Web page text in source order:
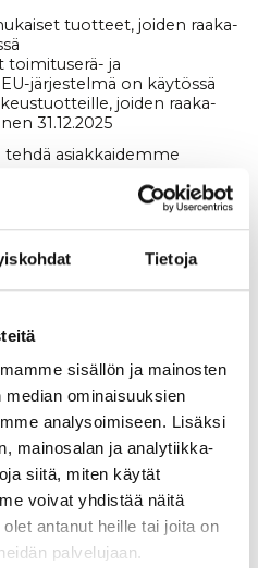
Tietoja
sisällön ja mainosten
ominaisuuksien
analysoimiseen. Lisäksi
mainosalan ja analytiikka-
siitä, miten käytät
voivat yhdistää näitä
antanut heille tai joita on
palvelujaan.
tuotteet, joiden raaka-
toimituserä- ja
järjestelmä on käytössä
joiden raaka-
31.12.2025
asiakkaidemme
mahdollisimman
tarvittavan dokumentaation
diligence -toimintaa ja
asiakkaisiimme
joka vahvistaa
TRACES-viitenumerot
varmistamiseksi
ei tarvita toimenpiteitä
ennen määräaikaa)
tukevat myös asiakkaiden
mukaista toimintaa